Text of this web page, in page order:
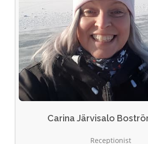
Carina Järvisalo
Receptionist